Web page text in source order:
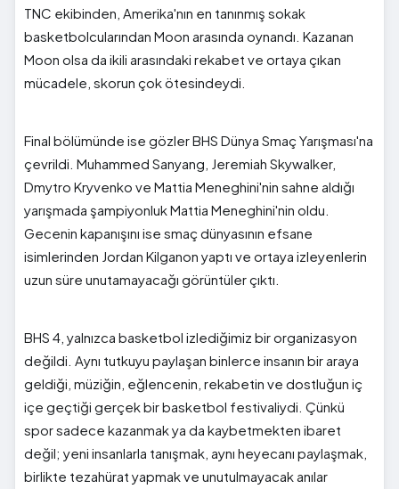
TNC ekibinden, Amerika'nın en tanınmış sokak
basketbolcularından Moon arasında oynandı. Kazanan
Moon olsa da ikili arasındaki rekabet ve ortaya çıkan
mücadele, skorun çok ötesindeydi.
Final bölümünde ise gözler BHS Dünya Smaç Yarışması'na
çevrildi. Muhammed Sanyang, Jeremiah Skywalker,
Dmytro Kryvenko ve Mattia Meneghini'nin sahne aldığı
yarışmada şampiyonluk Mattia Meneghini'nin oldu.
Gecenin kapanışını ise smaç dünyasının efsane
isimlerinden Jordan Kilganon yaptı ve ortaya izleyenlerin
uzun süre unutamayacağı görüntüler çıktı.
BHS 4, yalnızca basketbol izlediğimiz bir organizasyon
değildi. Aynı tutkuyu paylaşan binlerce insanın bir araya
geldiği, müziğin, eğlencenin, rekabetin ve dostluğun iç
içe geçtiği gerçek bir basketbol festivaliydi. Çünkü
spor sadece kazanmak ya da kaybetmekten ibaret
değil; yeni insanlarla tanışmak, aynı heyecanı paylaşmak,
birlikte tezahürat yapmak ve unutulmayacak anılar